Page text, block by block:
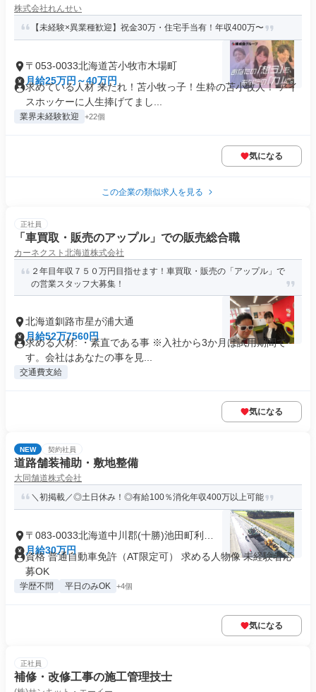
株式会社れんせい
【未経験×異業種歓迎】祝金30万・住宅手当有！年収400万〜
〒053-0033北海道苫小牧市木場町
月給25万円～40万円
求めている人材 来たれ！苫小牧っ子！生粋の苫小牧人！ アイ
スホッケーに人生捧げてまし...
業界未経験歓迎 +22個
気になる
この企業の類似求人を見る
正社員
「車買取・販売のアップル」での販売総合職
カーネクスト北海道株式会社
２年目年収７５０万円目指せます！車買取・販売の「アップル」で
の営業スタッフ大募集！
北海道釧路市星が浦大通
月給52万7560円
求める人材: ・素直である事 ※入社から3か月は試用期間で
す。会社はあなたの事を見...
交通費支給
気になる
NEW 契約社員
道路舗装補助・敷地整備
大同舗道株式会社
＼初掲載／◎土日休み！◎有給100％消化年収400万以上可能
〒083-0033北海道中川郡(十勝)池田町利別
南町
月給30万円
資格 普通自動車免許（AT限定可） 求める人物像 未経験者応
募OK
学歴不問 平日のみOK +4個
気になる
正社員
補修・改修工事の施工管理技士